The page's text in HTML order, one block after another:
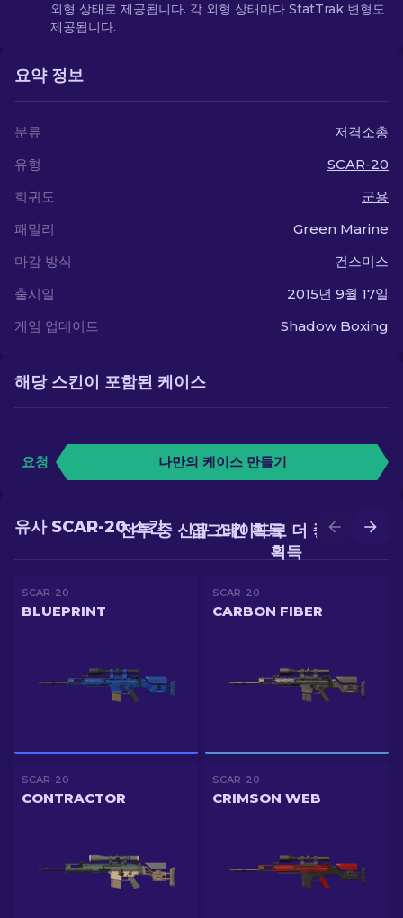
외형 상태로 제공됩니다. 각 외형 상태마다 StatTrak 변형도
제공됩니다.
요약 정보
분류
저격소총
유형
SCAR-20
희귀도
군용
패밀리
Green Marine
마감 방식
건스미스
출시일
2015년 9월 17일
게임 업데이트
Shadow Boxing
해당 스킨이 포함된 케이스
요청 나만의 케이스 만들기
업그레이드로 더 좋은 스킨
획득
전투 중 신규 스킨 획득
유사 SCAR-20 스킨
SCAR-20
BLUEPRINT
SCAR-20
CARBON FIBER
SCAR-20
CONTRACTOR
SCAR-20
CRIMSON WEB